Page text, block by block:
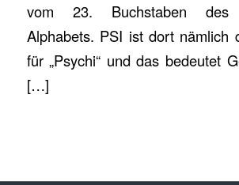
vom 23. Buchstaben des
Alphabets. PSI ist dort nämlich
für „Psychi“ und das bedeutet
[…]